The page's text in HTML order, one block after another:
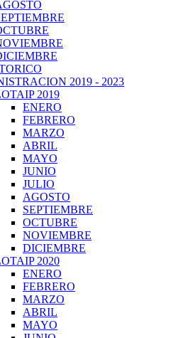
2019 - 2023
2019
ENERO
FEBRERO
MARZO
ABRIL
MAYO
JUNIO
JULIO
AGOSTO
SEPTIEMBRE
OCTUBRE
NOVIEMBRE
DICIEMBRE
2020
ENERO
FEBRERO
MARZO
ABRIL
MAYO